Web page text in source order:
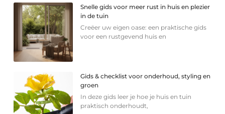
Snelle gids voor meer rust in huis en plezier
in de tuin
Creëer uw eigen oase: een praktische gids
voor een rustgevend huis en
Gids & checklist voor onderhoud, styling en
groen
In deze gids leer je hoe je huis en tuin
praktisch onderhoudt,